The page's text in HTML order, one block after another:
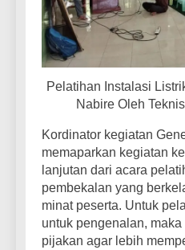
Pelatihan Instalasi
Nabire Oleh
Kordinator kegiatan
memaparkan kegiatan
lanjutan dari acara
pembekalan yang
minat peserta. Untuk
untuk pengenalan,
pijakan agar lebih